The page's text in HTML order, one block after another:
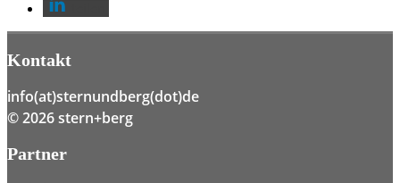
Kontakt
info(at)sternundberg(dot)de
© 2026 stern+berg
Partner